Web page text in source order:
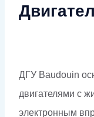
ДГУ Baudouin
двигателями с
электронным